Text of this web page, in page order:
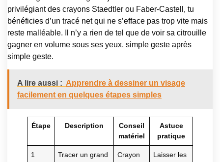
privilégiant des crayons Staedtler ou Faber-Castell, tu
bénéficies d’un tracé net qui ne s’efface pas trop vite mais
reste malléable. Il n’y a rien de tel que de voir sa citrouille
gagner en volume sous ses yeux, simple geste après
simple geste.
A lire aussi : Apprendre à dessiner un visage
facilement en quelques étapes simples
Étape Description
Conseil
matériel
Astuce
pratique
1
Tracer un grand
Crayon
Laisser les